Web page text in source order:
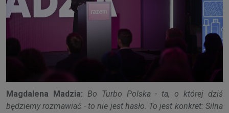
Magdalena Madzia: Bo Turbo Polska - ta, o której dziś
będziemy rozmawiać - to nie jest hasło. To jest konkret: Silna